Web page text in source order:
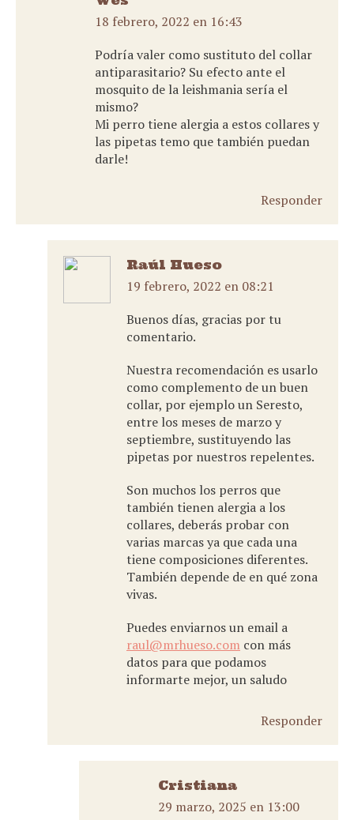
dice:
18 febrero, 2022 en 16:43
Podría valer como sustituto del collar
antiparasitario? Su efecto ante el
mosquito de la leishmania sería el
mismo?
Mi perro tiene alergia a estos collares y
las pipetas temo que también puedan
darle!
Responder
Raúl Hueso
dice:
19 febrero, 2022 en 08:21
Buenos días, gracias por tu
comentario.
Nuestra recomendación es usarlo
como complemento de un buen
collar, por ejemplo un Seresto,
entre los meses de marzo y
septiembre, sustituyendo las
pipetas por nuestros repelentes.
Son muchos los perros que
también tienen alergia a los
collares, deberás probar con
varias marcas ya que cada una
tiene composiciones diferentes.
También depende de en qué zona
vivas.
Puedes enviarnos un email a
raul@mrhueso.com con más
datos para que podamos
informarte mejor, un saludo
Responder
Cristiana
dice:
29 marzo, 2025 en 13:00